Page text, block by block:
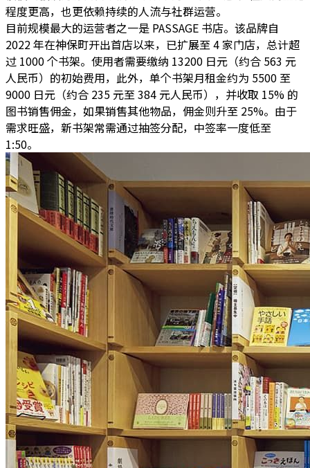
程度更高，也更依赖持续的人流与社群运营。
目前规模最大的运营者之一是 PASSAGE 书店。该品牌自
2022 年在神保町开出首店以来，已扩展至 4 家门店，总计超
过 1000 个书架。使用者需要缴纳 13200 日元（约合 563 元
人民币）的初始费用，此外，单个书架月租金约为 5500 至
9000 日元（约合 235 元至 384 元人民币），并收取 15% 的
图书销售佣金，如果销售其他物品，佣金则升至 25%。由于
需求旺盛， 新书架常需通过抽签分配，中签率一度低至
1:50。